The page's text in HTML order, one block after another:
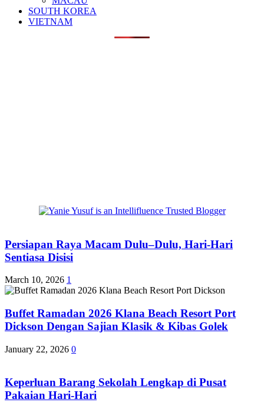
SOUTH KOREA
VIETNAM
Persiapan Raya Macam Dulu–Dulu, Hari-Hari
Sentiasa Disisi
March 10, 2026 1
Buffet Ramadan 2026 Klana Beach Resort Port
Dickson Dengan Sajian Klasik & Kibas Golek
January 22, 2026 0
Keperluan Barang Sekolah Lengkap di Pusat
Pakaian Hari-Hari